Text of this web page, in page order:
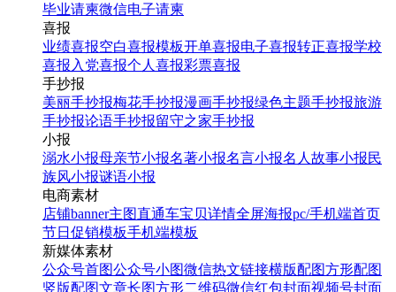
毕业请柬微信电子请柬
喜报
业绩喜报空白喜报模板开单喜报电子喜报转正喜报学校
喜报 入党喜报个人喜报彩票喜报
手抄报
美丽手抄报梅花手抄报漫画手抄报绿色主题手抄报旅游
手抄报论语手抄报留守之家手抄报
小报
溺水小报母亲节小报名著小报名言小报名人故事小报民
族风小报谜语小报
电商素材
店铺banner主图直通车宝贝详情全屏海报pc/手机端首页
节日促销模板手机端模板
新媒体素材
公众号首图公众号小图微信热文链接横版配图方形配图
竖版配图文章长图方形二维码微信红包封面视频号封面